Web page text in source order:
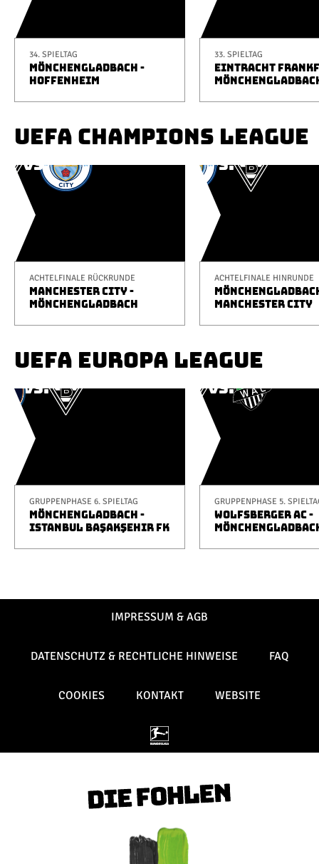
34. SPIELTAG
MÖNCHENGLADBACH -
HOFFENHEIM
33. SPIELTAG
EINTRACHT
UEFA CHAMPIONS LEAGUE
ACHTELFINALE RÜCKRUNDE
MANCHESTER CITY -
MÖNCHENGLADBACH
ACHTELFINALE HINRUNDE
MANCHESTER CITY
UEFA EUROPA LEAGUE
GRUPPENPHASE 6. SPIELTAG
MÖNCHENGLADBACH -
ISTANBUL BAŞAKŞEHIR FK
GRUPPENPHASE 5.
WOLFSBERGER AC -
IMPRESSUM & AGB
DATENSCHUTZ & RECHTLICHE HINWEISE FAQ
COOKIES KONTAKT WEBSITE